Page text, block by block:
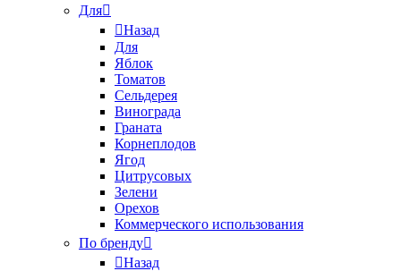
Для
Назад
Для
Яблок
Томатов
Cельдерея
Винограда
Граната
Корнеплодов
Ягод
Цитрусовых
Зелени
Орехов
Коммерческого использования
По бренду
Назад